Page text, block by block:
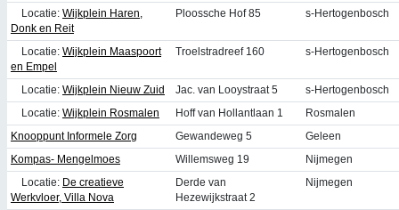
Locatie: Wijkplein Haren,
Donk en Reit
Ploossche Hof 85 s-Hertogenbosch
Locatie: Wijkplein Maaspoort
en Empel
Troelstradreef 160 s-Hertogenbosch
Locatie: Wijkplein Nieuw Zuid Jac. van Looystraat 5
s-Hertogenbosch
Locatie: Wijkplein Rosmalen Hoff van Hollantlaan 1
Rosmalen
Knooppunt Informele Zorg
Gewandeweg 5
Geleen
Kompas- Mengelmoes
Willemsweg 19
Nijmegen
Locatie: De creatieve
Werkvloer, Villa Nova
Derde van
Hezewijkstraat 2
Nijmegen